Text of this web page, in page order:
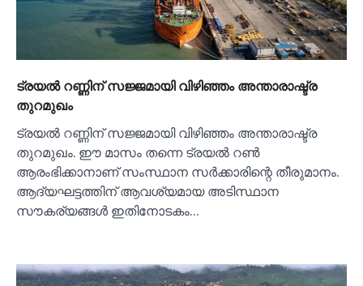
ട്രയല്‍ റണ്ണിന് സജ്ജമായി വിഴിഞ്ഞം അന്താരാഷ്ട്ര
തുറമുഖം
ട്രയല്‍ റണ്ണിന് സജ്ജമായി വിഴിഞ്ഞം അന്താരാഷ്ട്ര
തുറമുഖം. ഈ മാസം തന്നെ ട്രയല്‍ റണ്‍
ആരംഭിക്കാനാണ് സംസ്ഥാന സര്‍ക്കാരിന്റെ തീരുമാനം.
ആദ്യഘട്ടത്തിന് ആവശ്യമായ അടിസ്ഥാന
സൗകര്യങ്ങള്‍ ഇതിനോടകം…